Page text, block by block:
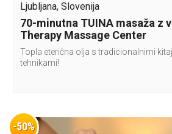
Ljubljana, Slovenija
70-minutna TUINA masaža z
Therapy Massage Center
Topla eterična olja s tradicionalnimi
tehnikami!
-50%